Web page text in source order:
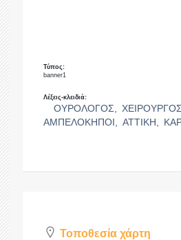
Τύπος:
banner1
Λέξεις-κλειδιά:
ΟΥΡΟΛΟΓΟΣ,
ΑΜΠΕΛΟΚΗΠΟΙ,
ΑΤΤΙΚΗ,
Τοποθεσία χάρτη